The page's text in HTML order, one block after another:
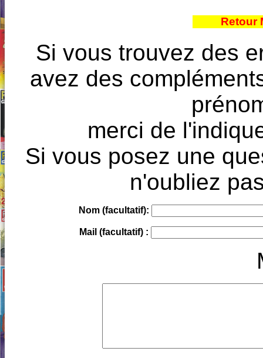
Retour
Si vous trouvez des
avez des
merci de
Si vous posez une
n'oubliez
Nom (facultatif):
Mail (facultatif) :